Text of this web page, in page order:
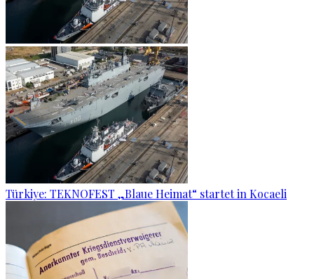
Türkiye: TEKNOFEST „Blaue Heimat“ startet in Kocaeli